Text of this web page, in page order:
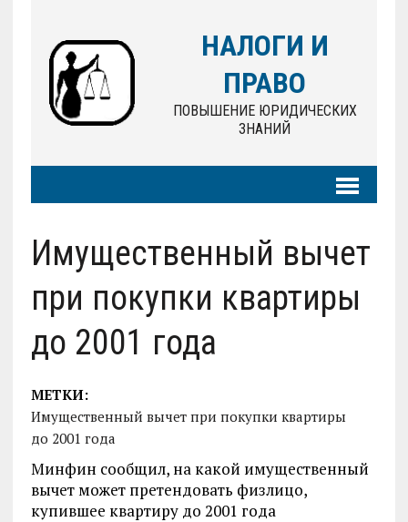
НАЛОГИ И
ПРАВО
ПОВЫШЕНИЕ ЮРИДИЧЕСКИХ
ЗНАНИЙ
Имущественный вычет
при покупки квартиры
до 2001 года
МЕТКИ:
Имущественный вычет при покупки квартиры
до 2001 года
Минфин сообщил, на какой имущественный
вычет может претендовать физлицо,
купившее квартиру до 2001 года